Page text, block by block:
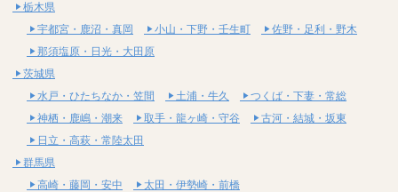
栃木県
宇都宮・鹿沼・真岡
小山・下野・壬生町
佐野・足利・野木
那須塩原・日光・大田原
茨城県
水戸・ひたちなか・笠間
土浦・牛久
つくば・下妻・常総
神栖・鹿嶋・潮来
取手・龍ヶ崎・守谷
古河・結城・坂東
日立・高萩・常陸太田
群馬県
高崎・藤岡・安中
太田・伊勢崎・前橋